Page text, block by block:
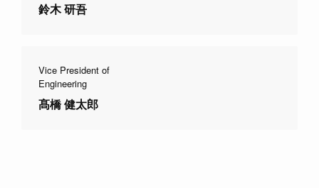
鈴木 研吾
Vice President of
Engineering
髙橋 健太郎